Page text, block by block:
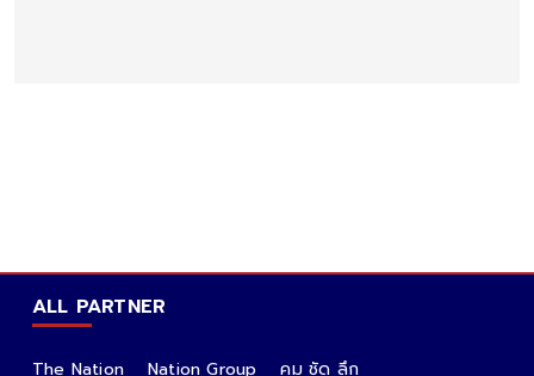
ALL PARTNER
The Nation Nation Group
คม ชัด ลึก